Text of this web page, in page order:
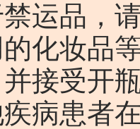
运品，
化妆品
接受开
病患者